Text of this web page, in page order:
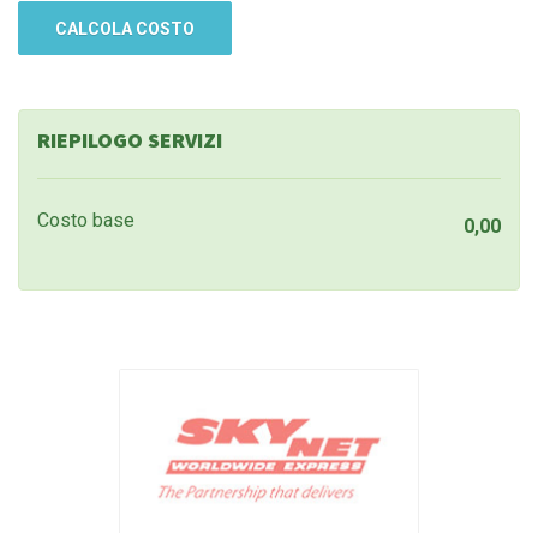
RIEPILOGO SERVIZI
Costo base 0,00